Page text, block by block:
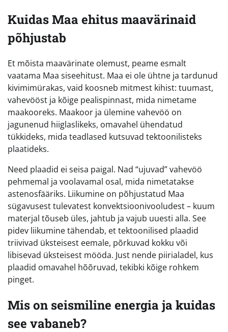
Kuidas Maa ehitus maavärinaid
põhjustab
Et mõista maavärinate olemust, peame esmalt
vaatama Maa siseehitust. Maa ei ole ühtne ja tardunud
kivimimürakas, vaid koosneb mitmest kihist: tuumast,
vahevööst ja kõige pealispinnast, mida nimetame
maakooreks. Maakoor ja ülemine vahevöö on
jagunenud hiiglaslikeks, omavahel ühendatud
tükkideks, mida teadlased kutsuvad tektoonilisteks
plaatideks.
Need plaadid ei seisa paigal. Nad “ujuvad” vahevöö
pehmemal ja voolavamal osal, mida nimetatakse
astenosfääriks. Liikumine on põhjustatud Maa
sügavusest tulevatest konvektsioonivooludest – kuum
materjal tõuseb üles, jahtub ja vajub uuesti alla. See
pidev liikumine tähendab, et tektoonilised plaadid
triivivad üksteisest eemale, põrkuvad kokku või
libisevad üksteisest mööda. Just nende piirialadel, kus
plaadid omavahel hõõruvad, tekibki kõige rohkem
pinget.
Mis on seismiline energia ja kuidas
see vabaneb?